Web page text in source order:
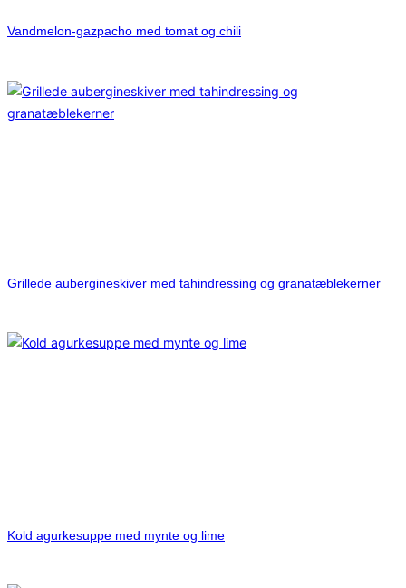
Vandmelon-gazpacho med tomat og chili
Grillede aubergineskiver med tahindressing og granatæblekerner
Kold agurkesuppe med mynte og lime